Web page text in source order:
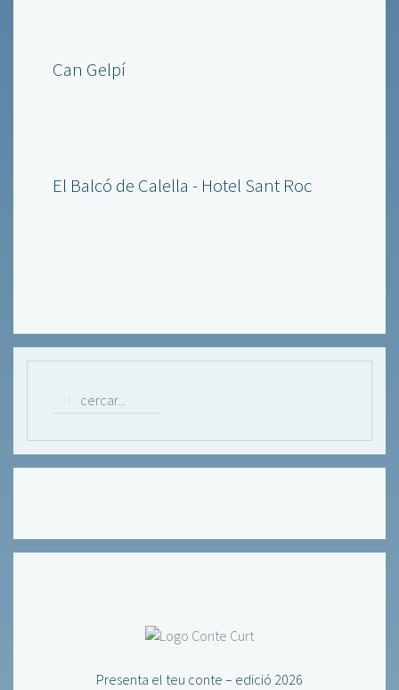
Can Gelpí
El Balcó de Calella - Hotel Sant Roc
Presenta el teu conte – edició 2026